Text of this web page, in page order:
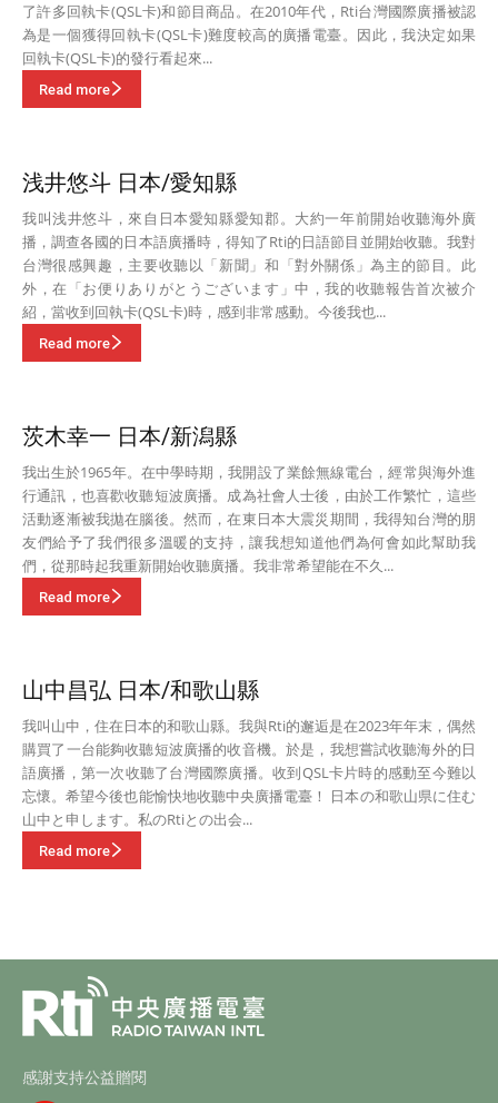
了許多回執卡(QSL卡)和節目商品。在2010年代，Rti台灣國際廣播被認
為是一個獲得回執卡(QSL卡)難度較高的廣播電臺。因此，我決定如果
回執卡(QSL卡)的發行看起來...
Read more
浅井悠斗 日本/愛知縣
我叫浅井悠斗，來自日本愛知縣愛知郡。大約一年前開始收聽海外廣
播，調查各國的日本語廣播時，得知了Rti的日語節目並開始收聽。我對
台灣很感興趣，主要收聽以「新聞」和「對外關係」為主的節目。此
外，在「お便りありがとうございます」中，我的收聽報告首次被介
紹，當收到回執卡(QSL卡)時，感到非常感動。今後我也...
Read more
茨木幸一 日本/新潟縣
我出生於1965年。在中學時期，我開設了業餘無線電台，經常與海外進
行通訊，也喜歡收聽短波廣播。成為社會人士後，由於工作繁忙，這些
活動逐漸被我拋在腦後。然而，在東日本大震災期間，我得知台灣的朋
友們給予了我們很多溫暖的支持，讓我想知道他們為何會如此幫助我
們，從那時起我重新開始收聽廣播。我非常希望能在不久...
Read more
山中昌弘 日本/和歌山縣
我叫山中，住在日本的和歌山縣。我與Rti的邂逅是在2023年年末，偶然
購買了一台能夠收聽短波廣播的收音機。於是，我想嘗試收聽海外的日
語廣播，第一次收聽了台灣國際廣播。收到QSL卡片時的感動至今難以
忘懷。希望今後也能愉快地收聽中央廣播電臺！ 日本の和歌山県に住む
山中と申します。私のRtiとの出会...
Read more
感謝支持公益贈閱